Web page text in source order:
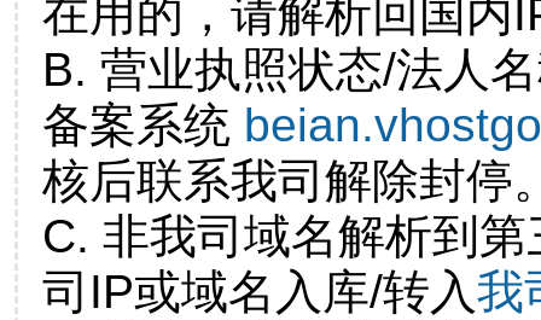
在用的，请解析回国内
B. 营业执照状态/法人
备案系统
核后联系我司解除封停
C. 非我司域名解析到
司IP或域名入库/转入我